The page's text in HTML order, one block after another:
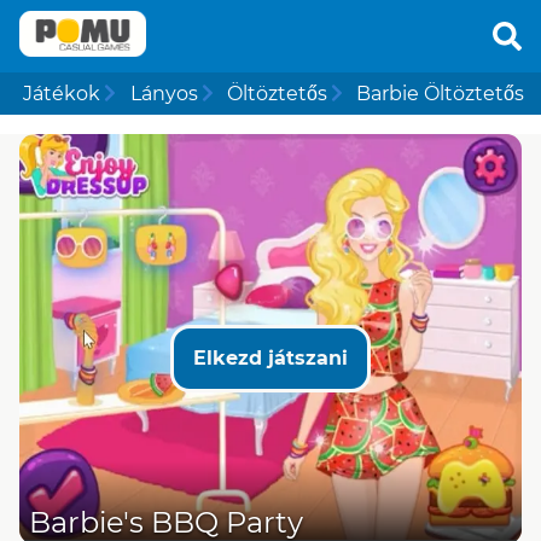
Játékok Lányos Öltöztetős Barbie Öltöztetős
Elkezd játszani
Barbie's BBQ Party